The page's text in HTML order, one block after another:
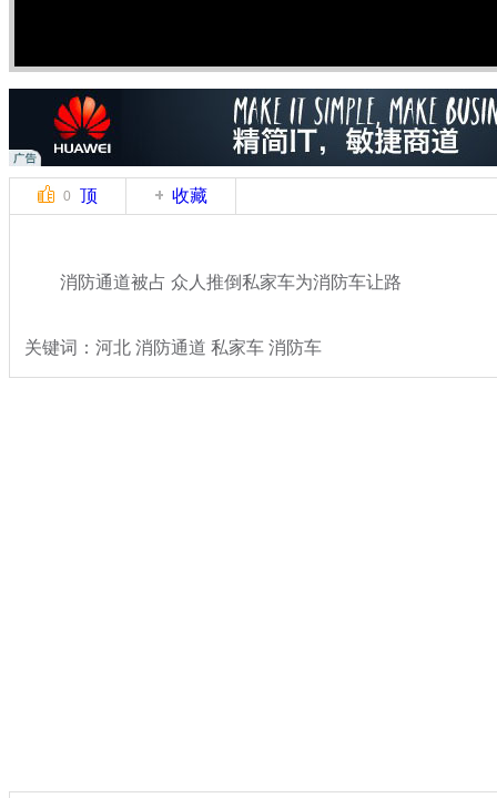
0 顶 收藏
消防通道被占 众人推倒私家车为消防车让路
关键词：河北 消防通道 私家车 消防车